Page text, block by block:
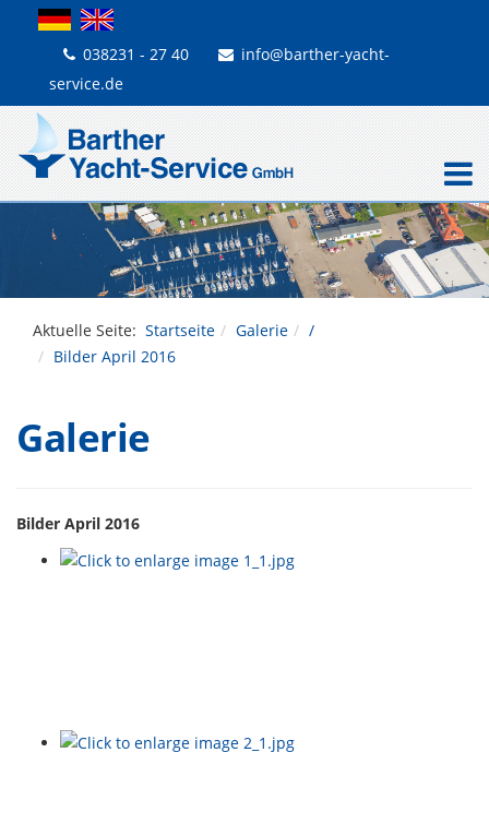
038231 - 27 40
info@barther-yacht-
service.de
Aktuelle Seite: Startseite Galerie
/
Bilder April 2016
Galerie
Bilder April 2016